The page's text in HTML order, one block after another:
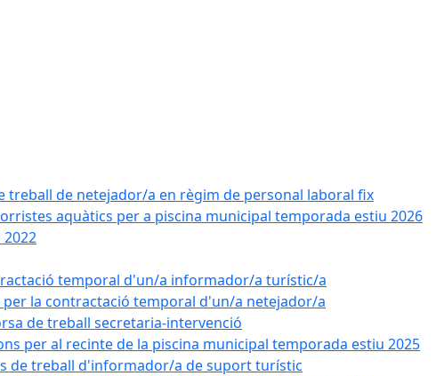
treball de netejador/a en règim de personal laboral fix
aquàtics per a piscina municipal temporada estiu 2026
temporal d'un/a informador/a turístic/a
per la contractació temporal d'un/a netejador/a
de treball secretaria-intervenció
per al recinte de la piscina municipal temporada estiu 2025
de treball d'informador/a de suport turístic